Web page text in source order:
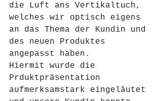
die Luft ans Vertikaltuch,
welches wir optisch eigens
an das Thema der Kundin und
des neuen Produktes
angepasst haben.
Hiermit wurde die
Prduktpräsentation
aufmerksamstark eingeläutet